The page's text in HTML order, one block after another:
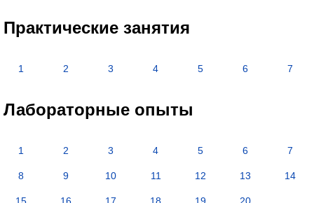
Практические занятия
1 2 3 4 5 6 7
Лабораторные опыты
1 2 3 4 5 6 7
8 9 10 11 12 13 14